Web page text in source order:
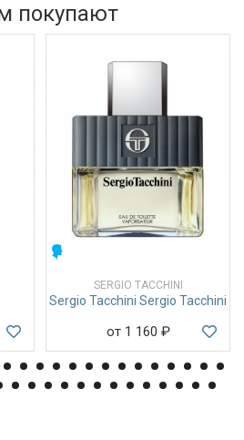
покупают
SERGIO TACCHINI
Sergio Tacchini Sergio Tacchini
от 1 160 ₽